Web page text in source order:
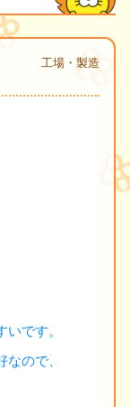
工場・製造
です。
ので、